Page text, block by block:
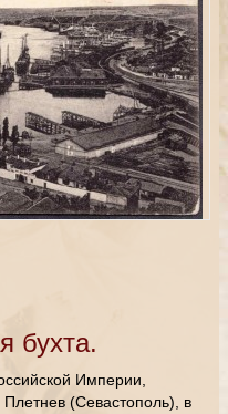
бухта.
Империи,
(Севастополь), в